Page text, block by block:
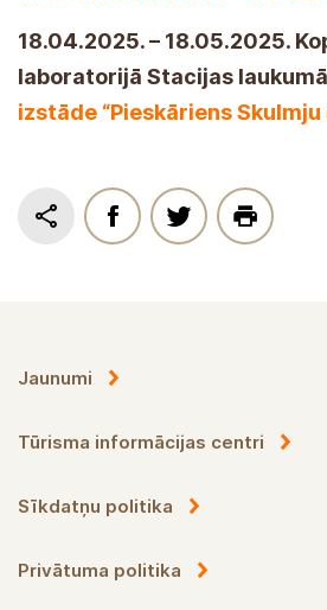
18.04.2025. – 18.05.2025.
laboratorijā Stacijas
izstāde “Pieskāriens Skulmju
Jaunumi
Tūrisma informācijas centri
Sīkdatņu politika
Privātuma politika